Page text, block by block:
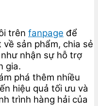
trên fanpage để
sản phẩm, chia sẻ
nhận sự hỗ trợ
gia.
phá thêm nhiều
hiệu quả tối ưu và
trình hàng hải của